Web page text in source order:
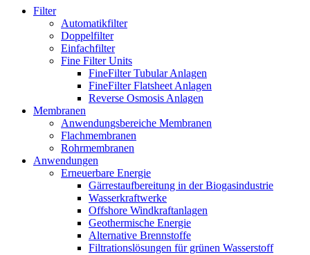
Filter
Automatikfilter
Doppelfilter
Einfachfilter
Fine Filter Units
FineFilter Tubular Anlagen
FineFilter Flatsheet Anlagen
Reverse Osmosis Anlagen
Membranen
Anwendungsbereiche Membranen
Flachmembranen
Rohrmembranen
Anwendungen
Erneuerbare Energie
Gärrestaufbereitung in der Biogasindustrie
Wasserkraftwerke
Offshore Windkraftanlagen
Geothermische Energie
Alternative Brennstoffe
Filtrationslösungen für grünen Wasserstoff